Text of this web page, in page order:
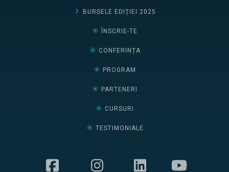
BURSELE EDIȚIEI 2025
ÎNSCRIE-TE
CONFERINȚA
PROGRAM
PARTENERI
CURSURI
TESTIMONIALE